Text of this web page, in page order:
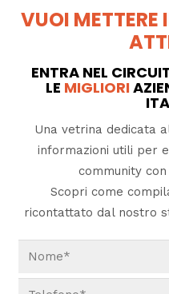
VUOI METTERE
ENTRA NEL
LE MIGLIORI
Una vetrina dedicata
informazioni utili per
community
Scopri come
ricontattato dal nostro